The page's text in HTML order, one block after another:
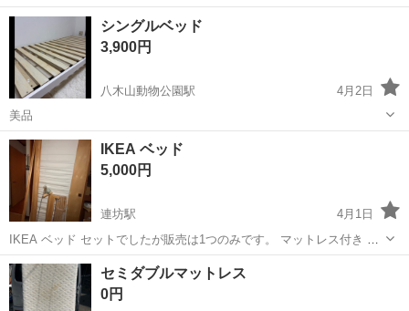
て3度使用。 キャンプ用にも来客用にも、いかがですか。 受け渡し日
時:平日19:30以降、土日応相談 引き続き場所:薬王堂名取愛島店駐車場
宮城 名取市 杜せきのした駅
シングルベッド
3,900円
八木山動物公園駅
4月2日
美品
宮城 仙台市 八木山動物公園駅
IKEA ベッド
5,000円
連坊駅
4月1日
IKEA ベッド セットでしたが販売は1つのみです。 マットレス付き 大
きな汚れなし ペットもいません マットレスの上に、敷きパッド使用し
ていました。 https://www.ikea.com/jp/ja/p/utaker...
宮城 仙台市 連坊駅 ベッド
セミダブルマットレス
0円